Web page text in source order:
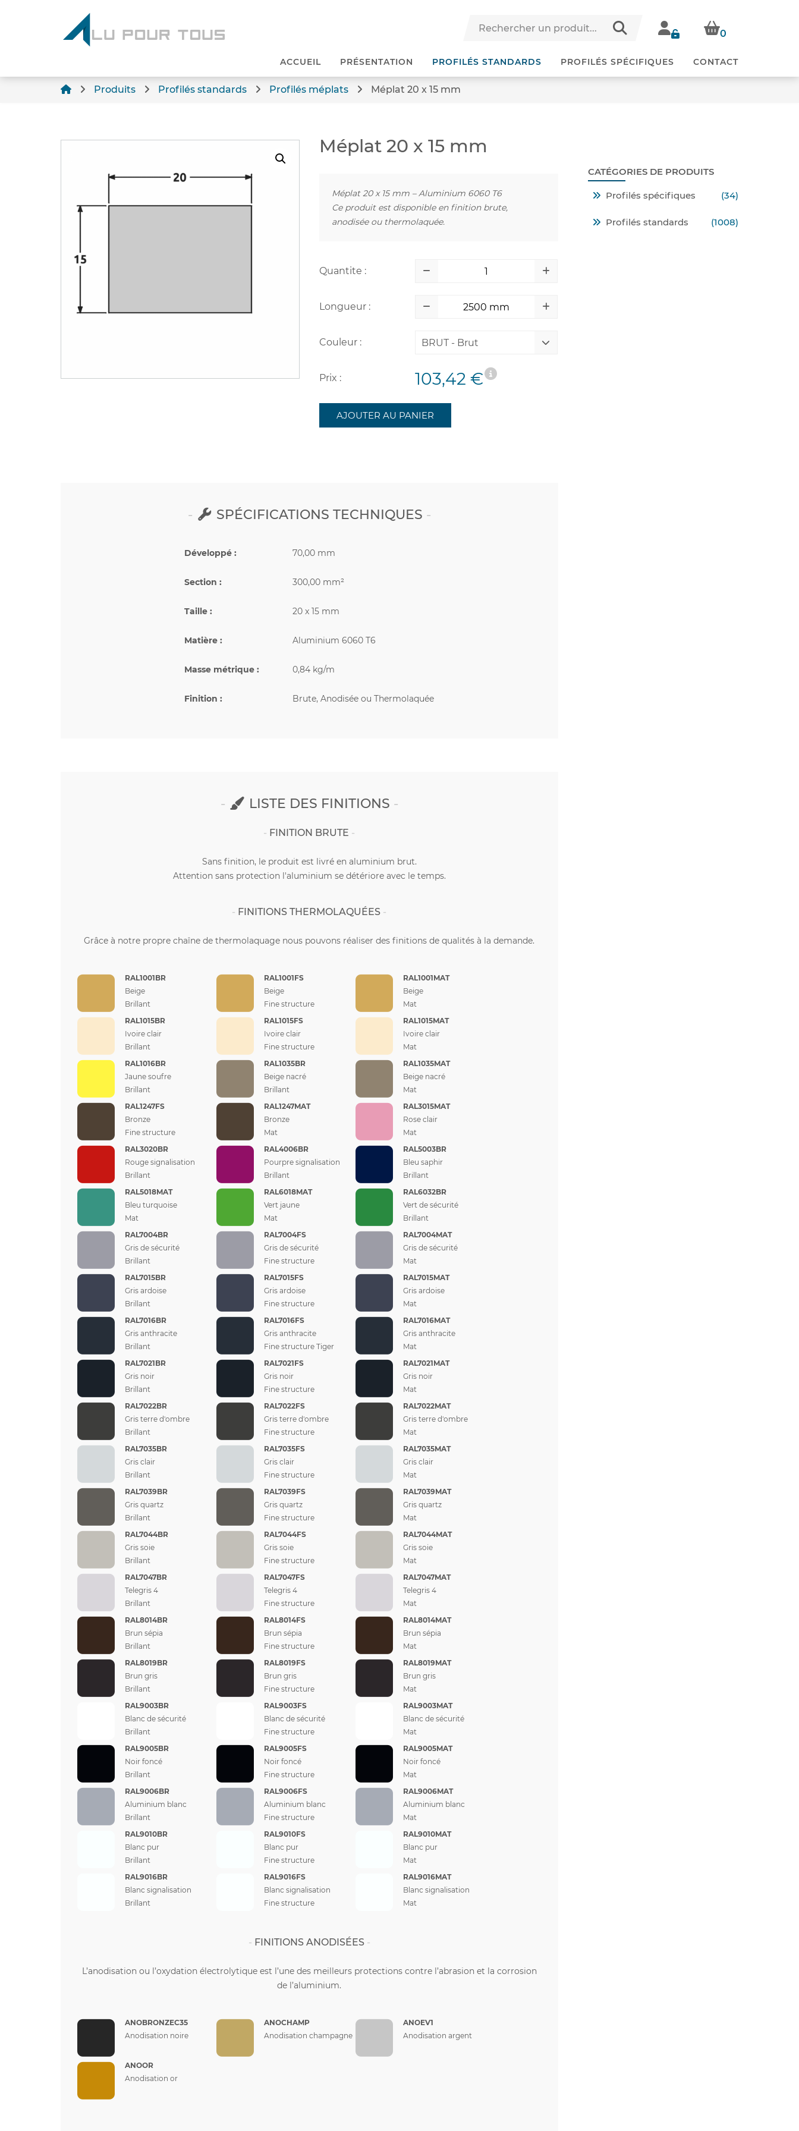
0
ACCUEIL PRÉSENTATION PROFILÉS STANDARDS PROFILÉS SPÉCIFIQUES CONTACT
Produits Profilés standards Profilés méplats Méplat 20 x 15 mm
Méplat 20 x 15 mm
Méplat 20 x 15 mm – Aluminium 6060 T6
Ce produit est disponible en finition brute,
anodisée ou thermolaquée.
Quantite :
Longueur :
Couleur : BRUT - Brut
Prix : 103,42 €
AJOUTER AU PANIER
SPÉCIFICATIONS TECHNIQUES
Développé : 70,00 mm
Section : 300,00 mm²
Taille : 20 x 15 mm
Matière : Aluminium 6060 T6
Masse métrique : 0,84 kg/m
Finition : Brute, Anodisée ou Thermolaquée
LISTE DES FINITIONS
FINITION BRUTE
Sans finition, le produit est livré en aluminium brut.
Attention sans protection l'aluminium se détériore avec le temps.
FINITIONS THERMOLAQUÉES
Grâce à notre propre chaîne de thermolaquage nous pouvons réaliser des finitions de qualités à la demande.
RAL1001BR
Beige
Brillant
RAL1001FS
Beige
Fine structure
RAL1001MAT
Beige
Mat
RAL1015BR
Ivoire clair
Brillant
RAL1015FS
Ivoire clair
Fine structure
RAL1015MAT
Ivoire clair
Mat
RAL1016BR
Jaune soufre
Brillant
RAL1035BR
Beige nacré
Brillant
RAL1035MAT
Beige nacré
Mat
RAL1247FS
Bronze
Fine structure
RAL1247MAT
Bronze
Mat
RAL3015MAT
Rose clair
Mat
RAL3020BR
Rouge signalisation
Brillant
RAL4006BR
Pourpre signalisation
Brillant
RAL5003BR
Bleu saphir
Brillant
RAL5018MAT
Bleu turquoise
Mat
RAL6018MAT
Vert jaune
Mat
RAL6032BR
Vert de sécurité
Brillant
RAL7004BR
Gris de sécurité
Brillant
RAL7004FS
Gris de sécurité
Fine structure
RAL7004MAT
Gris de sécurité
Mat
RAL7015BR
Gris ardoise
Brillant
RAL7015FS
Gris ardoise
Fine structure
RAL7015MAT
Gris ardoise
Mat
RAL7016BR
Gris anthracite
Brillant
RAL7016FS
Gris anthracite
Fine structure Tiger
RAL7016MAT
Gris anthracite
Mat
RAL7021BR
Gris noir
Brillant
RAL7021FS
Gris noir
Fine structure
RAL7021MAT
Gris noir
Mat
RAL7022BR
Gris terre d'ombre
Brillant
RAL7022FS
Gris terre d'ombre
Fine structure
RAL7022MAT
Gris terre d'ombre
Mat
RAL7035BR
Gris clair
Brillant
RAL7035FS
Gris clair
Fine structure
RAL7035MAT
Gris clair
Mat
RAL7039BR
Gris quartz
Brillant
RAL7039FS
Gris quartz
Fine structure
RAL7039MAT
Gris quartz
Mat
RAL7044BR
Gris soie
Brillant
RAL7044FS
Gris soie
Fine structure
RAL7044MAT
Gris soie
Mat
RAL7047BR
Telegris 4
Brillant
RAL7047FS
Telegris 4
Fine structure
RAL7047MAT
Telegris 4
Mat
RAL8014BR
Brun sépia
Brillant
RAL8014FS
Brun sépia
Fine structure
RAL8014MAT
Brun sépia
Mat
RAL8019BR
Brun gris
Brillant
RAL8019FS
Brun gris
Fine structure
RAL8019MAT
Brun gris
Mat
RAL9003BR
Blanc de sécurité
Brillant
RAL9003FS
Blanc de sécurité
Fine structure
RAL9003MAT
Blanc de sécurité
Mat
RAL9005BR
Noir foncé
Brillant
RAL9005FS
Noir foncé
Fine structure
RAL9005MAT
Noir foncé
Mat
RAL9006BR
Aluminium blanc
Brillant
RAL9006FS
Aluminium blanc
Fine structure
RAL9006MAT
Aluminium blanc
Mat
RAL9010BR
Blanc pur
Brillant
RAL9010FS
Blanc pur
Fine structure
RAL9010MAT
Blanc pur
Mat
RAL9016BR
Blanc signalisation
Brillant
RAL9016FS
Blanc signalisation
Fine structure
RAL9016MAT
Blanc signalisation
Mat
FINITIONS ANODISÉES
L’anodisation ou l’oxydation électrolytique est l’une des meilleurs protections contre l’abrasion et la corrosion
de l’aluminium.
ANOBRONZEC35
Anodisation noire
ANOCHAMP
Anodisation champagne
ANOEV1
Anodisation argent
ANOOR
Anodisation or
CATÉGORIES DE PRODUITS
Profilés spécifiques (34)
Profilés standards (1008)